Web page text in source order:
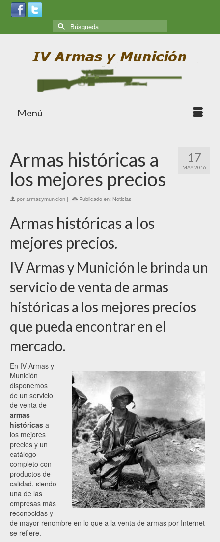
Menú
17
MAY 2016
Armas históricas a
los mejores precios
porarmasymunicion | Publicado en: Noticias |
Armas históricas a los
mejores precios.
IV Armas y Munición le brinda un
servicio de venta de armas
históricas a los mejores precios
que pueda encontrar en el
mercado.
En IV Armas y
Munición
disponemos
de un servicio
de venta de
armas
históricas a
los mejores
precios y un
catálogo
completo con
productos de
calidad, siendo
una de las
empresas más
reconocidas y
de mayor renombre en lo que a la venta de armas por Internet
se refiere.